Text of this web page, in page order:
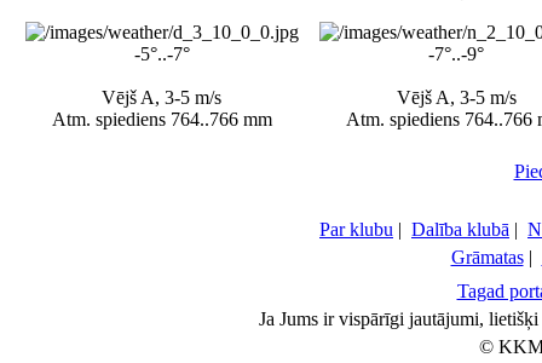
-5°..-7°
Vējš A, 3-5 m/s
Atm. spiediens 764..766 mm
-7°..-9°
Vējš A, 3-5 m/s
Atm. spiediens 764..766
Par klubu | Dalība klubā |
Grāmatas|
Tagad
Ja Jums ir vispārīgi jautājumi,
©